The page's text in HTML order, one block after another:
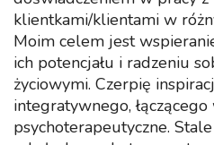
klientkami/klientami w
Moim celem jest
ich potencjału i radzeniu
życiowymi. Czerpię
integratywnego,
psychoterapeutyczne.